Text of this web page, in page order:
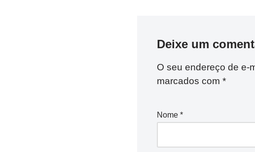
Deixe um
O seu endereço de e-
marcados com *
Nome *